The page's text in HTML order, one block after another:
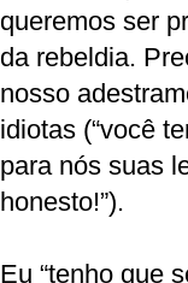
queremos ser
da rebeldia.
nosso
idiotas (“você
para nós suas
honesto!”).
Eu “tenho que